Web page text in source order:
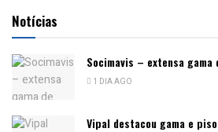
Notícias
Socimavis – extensa
1 DIA AGO
Vipal destacou gama e